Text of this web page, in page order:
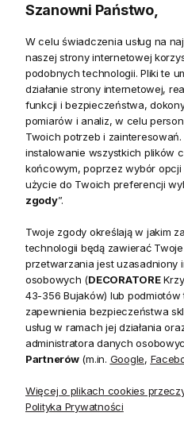
Mac Arthur Park –
komoda z drewna
Mac Arthur Parkto elegancka
masywność naturalnego
Idealnie sprawdzi się w Twoim
Charakterystyka
Korpus komody został
drewna dębowego
, które
ciepłym wybarwieniem. Fronty
układemdrewnianych
geometryczny wzór. Całość
metalowych nogach , które
industrialnego charakteru.
Szanowni Państwo,
W celu świadczenia usług na
naszej strony internetowej
podobnych technologii. Pliki te
działanie strony internetowej,
funkcji i bezpieczeństwa,
pomiarów i analiz, w celu
Twoich potrzeb i
instalowanie wszystkich plików
końcowym, poprzez wybór opcji
użycie do Twoich preferencji
zgody”.
Twoje zgody określają w jakim
technologii będą zawierać
przetwarzania jest uzasadniony
osobowych (DECORATORE
43-356 Bujaków) lub
zapewnienia bezpieczeństwa
usług w ramach jej działania
administratora danych
Partnerów(m.in. Google,
Więcej o plikach cookies
Polityka Prywatności